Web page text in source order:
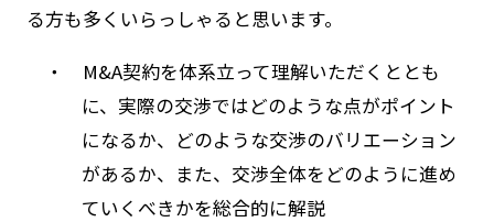
る方も多くいらっしゃると思います。
・ M&A契約を体系立って理解いただくととも
に、実際の交渉ではどのような点がポイント
になるか、どのような交渉のバリエーション
があるか、また、交渉全体をどのように進め
ていくべきかを総合的に解説